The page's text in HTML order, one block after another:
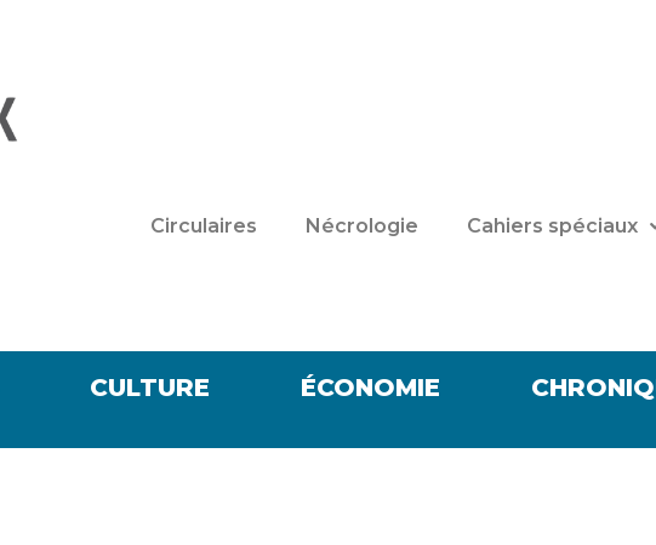
Circulaires Nécrologie Cahiers spéciaux
CULTURE ÉCONOMIE